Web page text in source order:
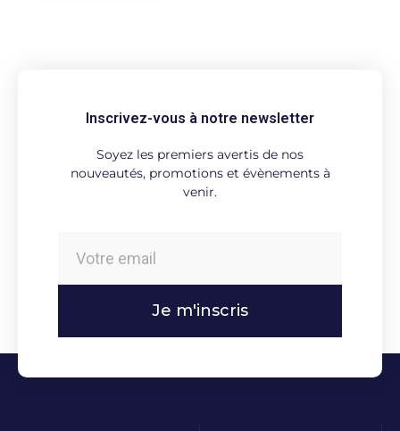
Inscrivez-vous à notre newsletter
Soyez les premiers avertis de nos
nouveautés, promotions et évènements à
venir.
Je m'inscris